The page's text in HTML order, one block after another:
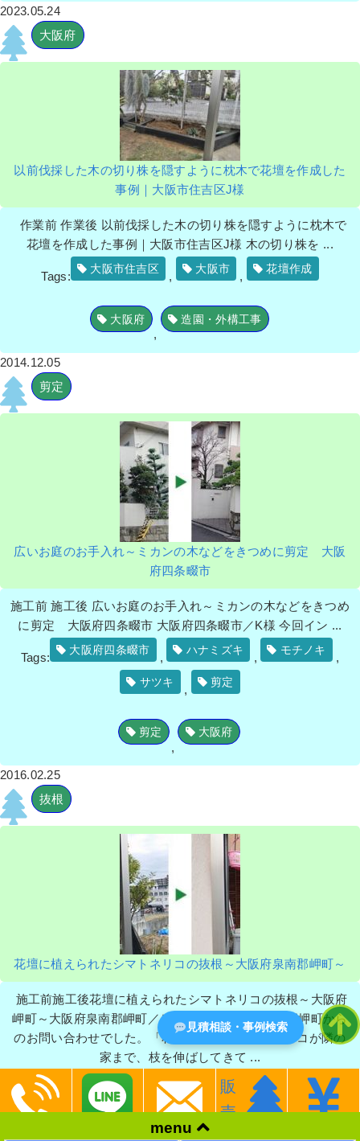
2023.05.24
大阪府
以前伐採した木の切り株を隠すように枕木で花壇を作成した
事例｜大阪市住吉区J様
作業前 作業後 以前伐採した木の切り株を隠すように枕木で
花壇を作成した事例｜大阪市住吉区J様 木の切り株を ...
Tags:
大阪市住吉区
,
大阪市
,
花壇作成
大阪府
,
造園・外構工事
2014.12.05
剪定
広いお庭のお手入れ～ミカンの木などをきつめに剪定 大阪
府四条畷市
施工前 施工後 広いお庭のお手入れ～ミカンの木などをきつめ
に剪定 大阪府四条畷市 大阪府四条畷市／K様 今回イン ...
Tags:
大阪府四条畷市
,
ハナミズキ
,
モチノキ
,
サツキ
,
剪定
剪定
,
大阪府
2016.02.25
抜根
花壇に植えられたシマトネリコの抜根～大阪府泉南郡岬町～
施工前施工後花壇に植えられたシマトネリコの抜根～大阪府
岬町～大阪府泉南郡岬町／Ｋ様 今回は大阪府泉南郡岬町から
のお問い合わせでした。「花壇に植えたシマトネリコが隣の
家まで、枝を伸ばしてきて ...
Tags:
ツゲ
,
シマトネリコ
,
大阪府岬町
抜根 大阪府
menu
販
売
見積相談・事例検索